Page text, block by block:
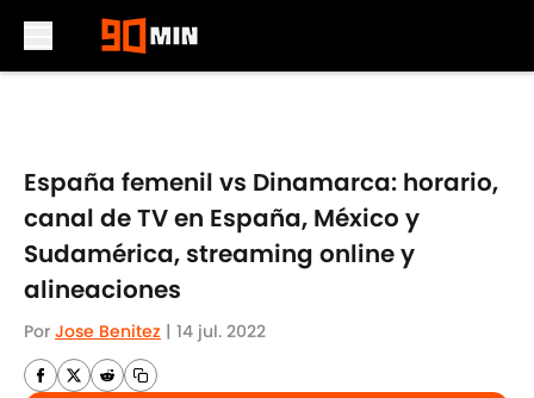
España femenil vs Dinamarca: horario,
canal de TV en España, México y
Sudamérica, streaming online y
alineaciones
Por Jose Benitez | 14 jul. 2022